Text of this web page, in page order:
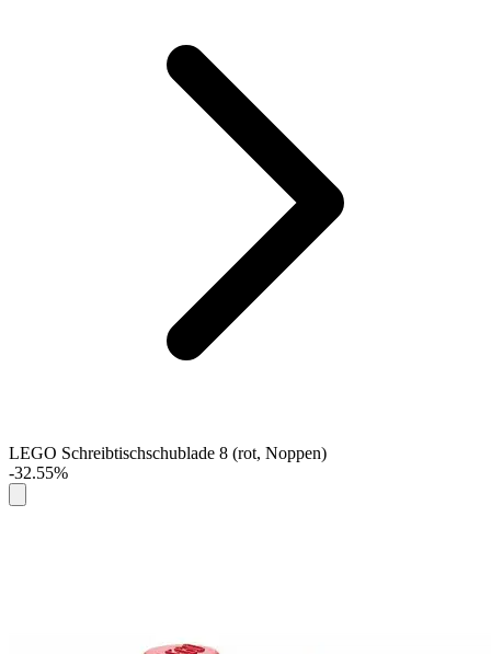
LEGO Schreibtischschublade 8 (rot, Noppen)
-32.55%